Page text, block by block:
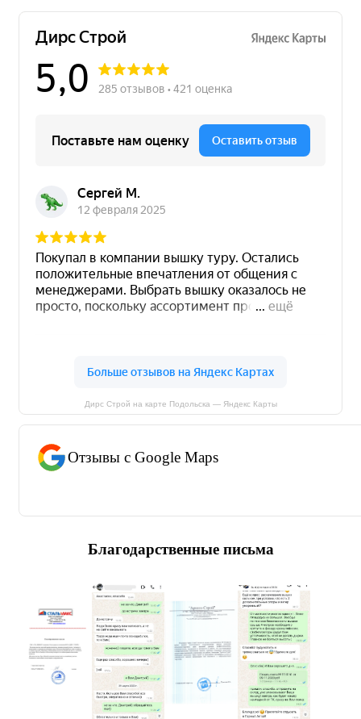
с НДС. Для этого попросите менеджера выставить вам
счет на оплату.
Дирс Строй на карте Подольска — Яндекс Карты
Отзывы с Google Maps
Благодарственные письма